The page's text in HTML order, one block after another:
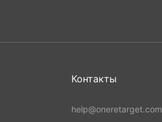
Контакты
help@oneretarget.com